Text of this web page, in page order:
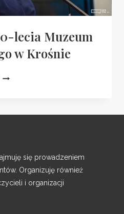
lecia Muzeum
w Krośnie
GALA
się prowadzeniem
Organizuję również
i organizacji